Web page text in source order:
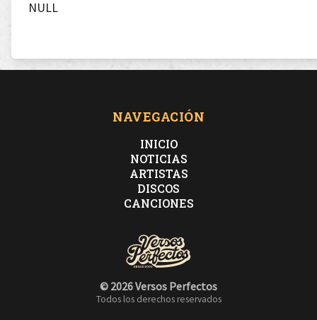
NULL
NAVEGACIÓN
INICIO
NOTICIAS
ARTISTAS
DISCOS
CANCIONES
© 2026 Versos Perfectos
Todos los derechos reservados